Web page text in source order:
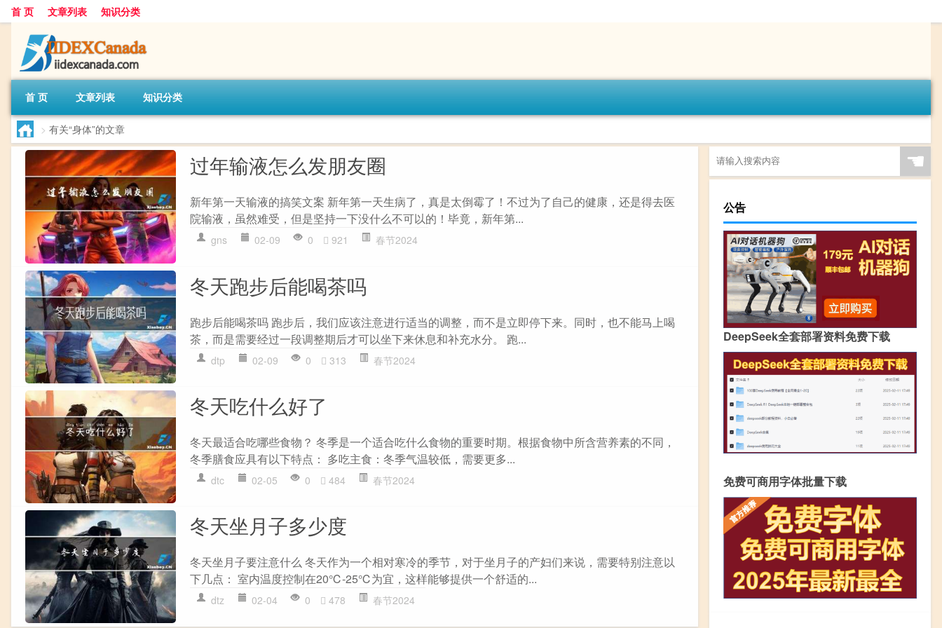
首 页 文章列表 知识分类
首 页 文章列表 知识分类
> 有关“身体”的文章
过年输液怎么发朋友圈
新年第一天输液的搞笑文案 新年第一天生病了，真是太倒霉了！不过为了自己的健康，还是得去医
院输液，虽然难受，但是坚持一下没什么不可以的！毕竟，新年第...
gns 02-09 0 921 春节2024
冬天跑步后能喝茶吗
跑步后能喝茶吗 跑步后，我们应该注意进行适当的调整，而不是立即停下来。同时，也不能马上喝
茶，而是需要经过一段调整期后才可以坐下来休息和补充水分。 跑...
dtp 02-09 0 313 春节2024
冬天吃什么好了
冬天最适合吃哪些食物？ 冬季是一个适合吃什么食物的重要时期。根据食物中所含营养素的不同，
冬季膳食应具有以下特点： 多吃主食：冬季气温较低，需要更多...
dtc 02-05 0 484 春节2024
冬天坐月子多少度
冬天坐月子要注意什么 冬天作为一个相对寒冷的季节，对于坐月子的产妇们来说，需要特别注意以
下几点： 室内温度控制在20℃-25℃为宜，这样能够提供一个舒适的...
dtz 02-04 0 478 春节2024
☚
公告
DeepSeek全套部署资料免费下载
免费可商用字体批量下载